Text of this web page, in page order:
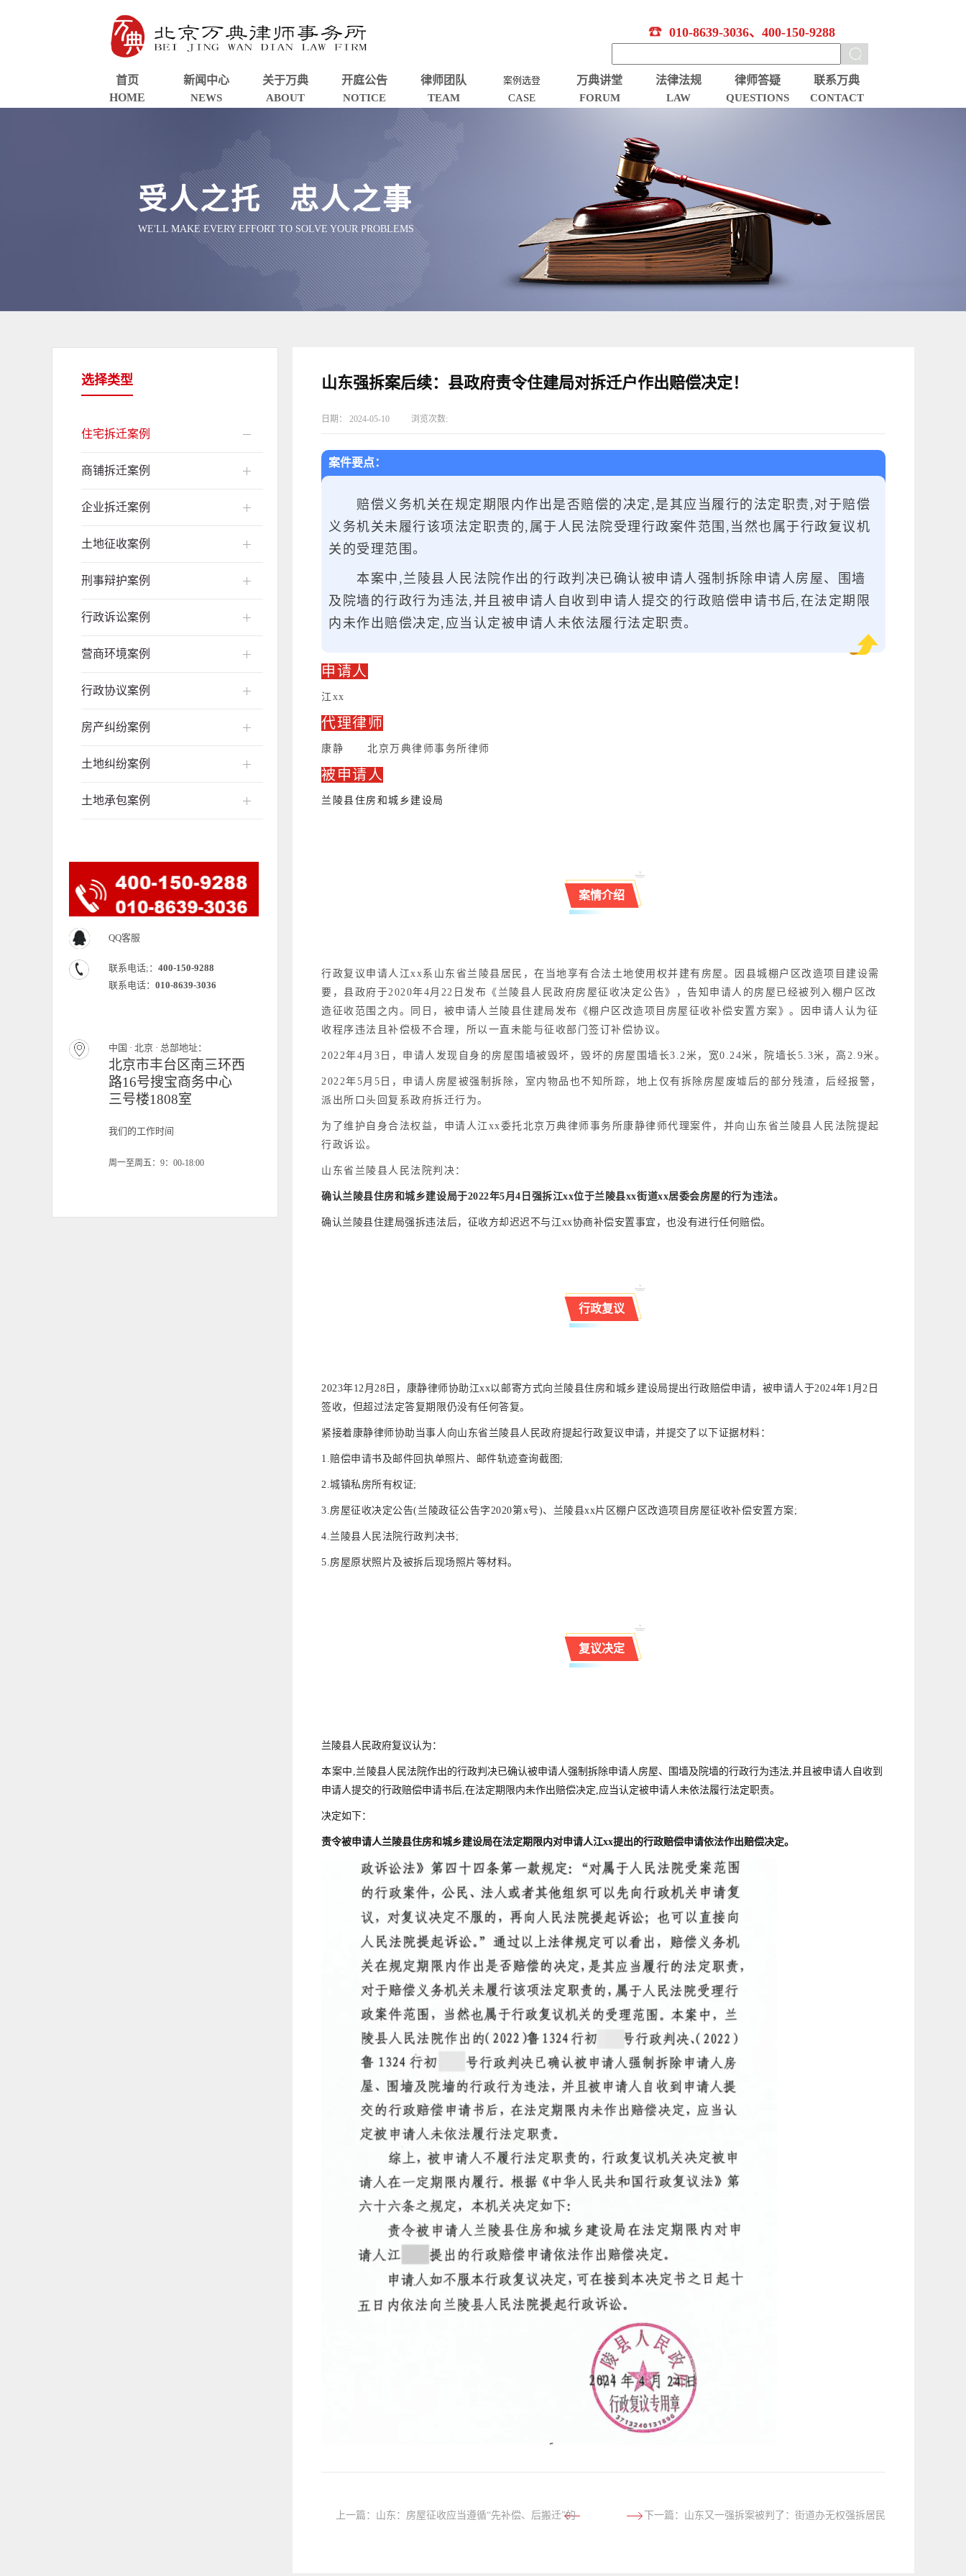
010-8639-3036、400-150-9288
首页
HOME
新闻中心
NEWS
关于万典
ABOUT
开庭公告
NOTICE
律师团队
TEAM
案例选登
CASE
万典讲堂
FORUM
法律法规
LAW
律师答疑
QUESTIONS
联系万典
CONTACT
受人之托 忠人之事
WE'LL MAKE EVERY EFFORT TO SOLVE YOUR PROBLEMS
选择类型
住宅拆迁案例
商铺拆迁案例
企业拆迁案例
土地征收案例
刑事辩护案例
行政诉讼案例
营商环境案例
行政协议案例
房产纠纷案例
土地纠纷案例
土地承包案例
QQ客服
联系电话;： 400-150-9288
联系电话： 010-8639-3036
中国 · 北京 · 总部地址：
北京市丰台区南三环西
路16号搜宝商务中心
三号楼1808室
我们的工作时间
周一至周五：9：00-18:00
山东强拆案后续：县政府责令住建局对拆迁户作出赔偿决定！
日期： 2024-05-10 浏览次数:
案件要点：
赔偿义务机关在规定期限内作出是否赔偿的决定,是其应当履行的法定职责,对于赔偿
义务机关未履行该项法定职责的,属于人民法院受理行政案件范围,当然也属于行政复议机
关的受理范围。
本案中,兰 陵县人民法院作出的行政判决已确认被申请人强制拆除申请人房 屋、围墙
及院墙的行政行为违法,并且被申请人自收到申请人提交的行政赔偿申请书后,在法定期限
内未作出赔偿决定,应当认定被申请人未依法履行法定职责。
申请人
江xx
代理律师
康静 北京万典律师事务所律师
被申请人
兰陵县住房和城乡建设局
案情介绍
行政复议申请人江xx系山东省兰陵县居民，在当地享有合法土地使用权并建有房屋。因县城棚户区改造项目建设需
要，县政府于2020年4月22日发布《兰陵县人民政府房屋征收决定公告》，告知申请人的房屋已经被列入棚户区改
造征收范围之内。同日，被申请人兰陵县住建局发布《棚户区改造项目房屋征收补偿安置方案》。
因申请人认为征
收程序违法且补偿极不合理，所以一直未能与征收部门签订补偿协议。
2022年4月3日，申请人发现自身的房屋围墙被毁坏，毁坏的房屋围墙长3.2米，宽0.24米，院墙长5.3米，高2.9米。
2022年5月5日， 申请人 房屋被强制拆除，室内物品也不知所踪，地上仅有拆除房屋废墟后的部分残渣，后经报警，
派出所口头回复系政府拆迁行为。
为了维护自身合法权益，申请人江xx委托北京万典律师事务所康静律师代理案件，并向山东省兰陵县人民法院提起
行政诉讼。
山东省兰陵县人民法院判决：
确认兰陵县住房和城乡建设局于2022年5月4日强拆江xx位于兰陵县xx街道xx居委会房屋的行为违法。
确认兰陵县住建局强拆违法后，征收方却迟迟不与江xx协商补偿安置事宜，也没有进行任何赔偿。
行政复议
2023年12月28日，康静律师协助江xx以邮寄方式向兰陵县住房和城乡建设局提出行政赔偿申请，被申请人于2024年1月2日
签收，但超过法定答复期限仍没有任何答复。
紧接着康静律师协助当事人向山东省兰陵县人民政府提起行政复议申请，并提交了以下证据材料：
1.赔偿申请书及邮件回执单照片、邮件轨迹查询截图;
2.城镇私房所有权证;
3.房屋征收决定公告(兰陵政征公告字2020第x号)、兰陵县xx片区棚户区改造项目房屋征收补偿安置方案;
4.兰陵县人民法院行政判决书;
5.房屋原状照片及被拆后现场照片等材料。
复议决定
兰陵县人民政府复议认为：
本案中,兰 陵县人民法院作出的行政判决已确认被申请人强制拆除申请人房屋、围墙及院墙的行政行为违法,并且被申请人自收到
申请人提交的行政赔偿申请书后,在法定期限内未作出赔偿决定,应当认定被申请人未依法履行法定职责。
决定如下：
责令被申请人兰陵县住房和城乡建设局在法定期限内对申请人江xx提出的行政赔偿申请依法作出赔偿决定。
上一篇： 山东：房屋征收应当遵循“先补偿、后搬迁”的
下一篇： 山东又一强拆案被判了：街道办无权强拆居民